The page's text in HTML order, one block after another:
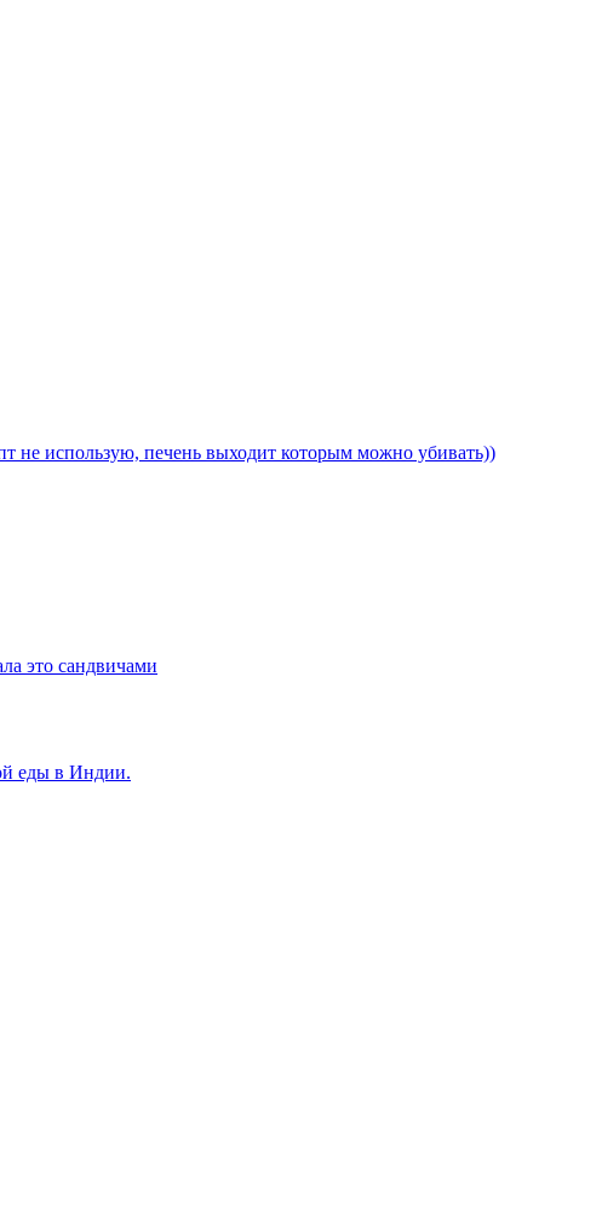
не использую, печень выходит которым можно убивать))
это сандвичами
еды в Индии.